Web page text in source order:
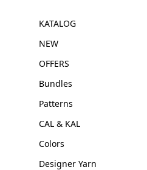
KATALOG
NEW
OFFERS
Bundles
Patterns
CAL & KAL
Colors
Designer Yarn